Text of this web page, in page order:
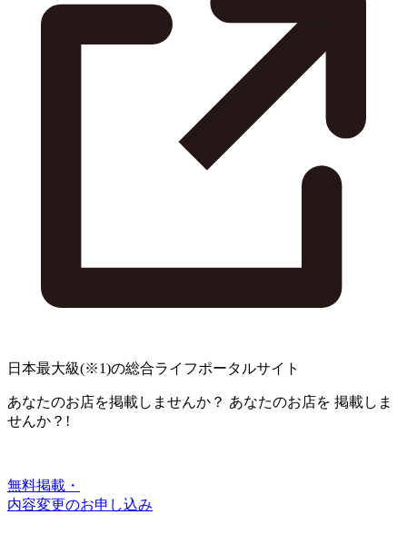
日本最大級(※1)の総合ライフポータルサイト
あなたのお店を掲載しませんか？ あなたのお店を 掲載しま
せんか？!
無料掲載・
内容変更のお申し込み